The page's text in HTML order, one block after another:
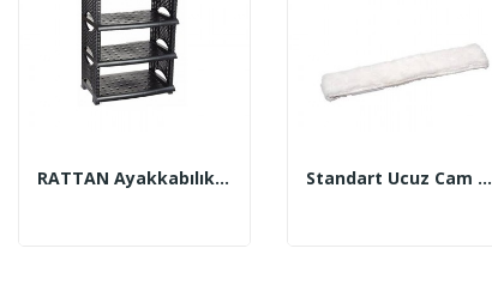
RATTAN Ayakkabılık Kahve - Siyah Standart Ucuz Cam Peluşu 35-45 Cm